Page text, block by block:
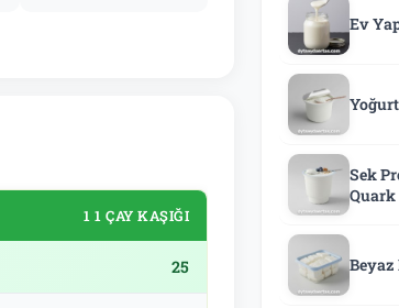
1 1 ÇAY KAŞIĞI
25
Ev
Yoğurt
Sek
Quark